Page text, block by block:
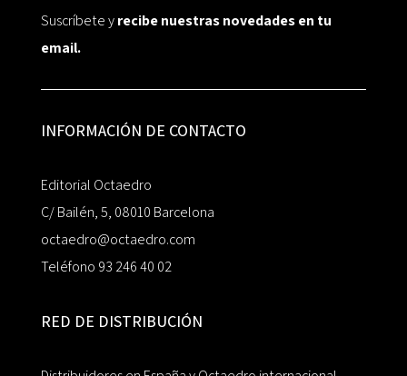
Suscríbete yrecibe nuestras novedades en tu
email.
INFORMACIÓN DE CONTACTO
Editorial Octaedro
C/ Bailén, 5, 08010 Barcelona
octaedro@octaedro.com
Teléfono 93 246 40 02
RED DE DISTRIBUCIÓN